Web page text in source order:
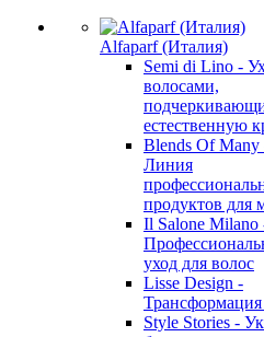
Alfaparf (Италия)
Semi di Lino -
волосами,
естественную
Blends Of Many
Линия
продуктов для
Il Salone Milano
уход для волос
Lisse Design -
Трансформация
Style Stories -